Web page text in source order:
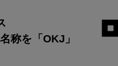
称を「OKJ」